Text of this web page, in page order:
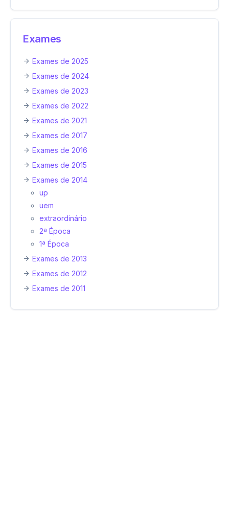
Exames
Exames de 2025
Exames de 2024
Exames de 2023
Exames de 2022
Exames de 2021
Exames de 2017
Exames de 2016
Exames de 2015
Exames de 2014
up
uem
extraordinário
2ª Época
1ª Época
Exames de 2013
Exames de 2012
Exames de 2011